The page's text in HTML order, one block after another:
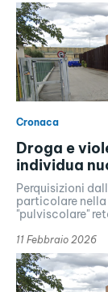
Cronaca
Droga e
individua
Perquisizioni
particolare nella
"pulviscolare"
11 Febbraio 2026